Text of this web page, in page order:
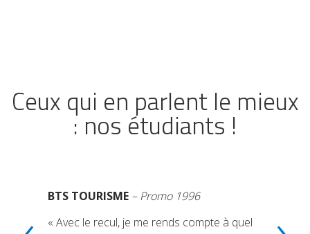
Ceux qui en parlent le mieux
: nos étudiants !
BTS TOURISME– Promo 1996
« Avec le recul, je me rends compte à quel